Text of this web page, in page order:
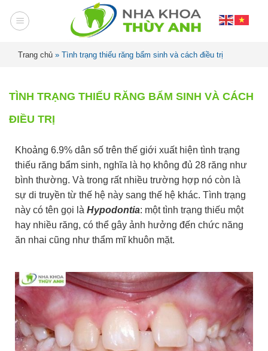
Trang chủ » Tình trạng thiếu răng bẩm sinh và cách điều trị
TÌNH TRẠNG THIẾU RĂNG BẨM SINH VÀ CÁCH
ĐIỀU TRỊ
Khoảng 6.9% dân số trên thế giới xuất hiện tình trạng
thiếu răng bẩm sinh, nghĩa là họ không đủ 28 răng như
bình thường. Và trong rất nhiều trường hợp nó còn là
sự di truyền từ thế hệ này sang thế hệ khác. Tình trạng
này có tên gọi là Hypodontia: một tình trạng thiếu một
hay nhiều răng, có thể gây ảnh hưởng đến chức năng
ăn nhai cũng như thẩm mĩ khuôn mặt.